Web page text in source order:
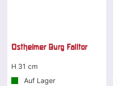
Ostheimer Burg Falltor
H 31 cm
Auf Lager